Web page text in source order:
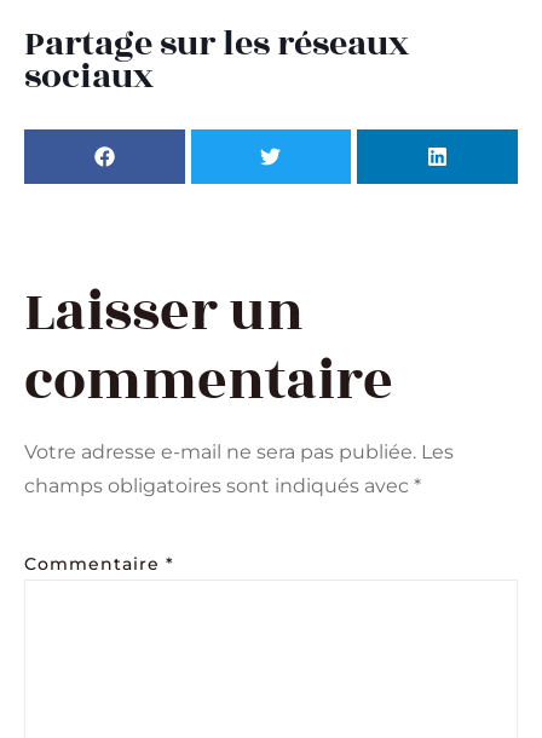
Partage sur les réseaux
sociaux
Laisser un
commentaire
Votre adresse e-mail ne sera pas publiée. Les
champs obligatoires sont indiqués avec *
Commentaire *